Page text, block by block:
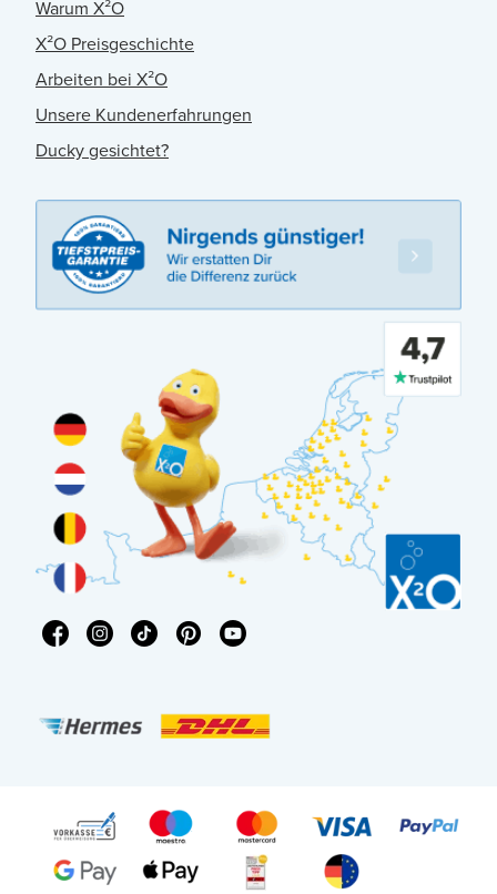
Warum X²O
X²O Preisgeschichte
Arbeiten bei X²O
Unsere Kundenerfahrungen
Ducky gesichtet?